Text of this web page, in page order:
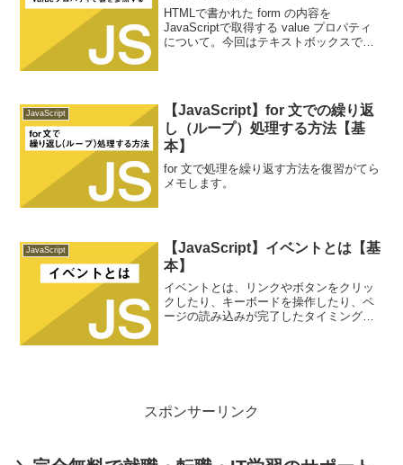
HTMLで書かれた form の内容を
JavaScriptで取得する value プロパティ
について。今回はテキストボックスで書
Ja...
JavaScript
【JavaScript】for 文での繰り返
し（ループ）処理する方法【基
本】
for 文で処理を繰り返す方法を復習がてら
メモします。
JavaScript
【JavaScript】イベントとは【基
本】
イベントとは、リンクやボタンをクリッ
クしたり、キーボードを操作したり、ペ
ージの読み込みが完了したタイミングや
スポンサーリンク